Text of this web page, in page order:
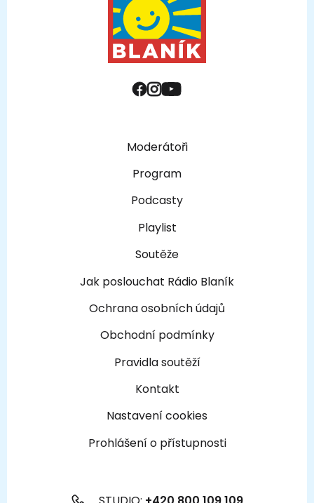
Moderátoři
Program
Podcasty
Playlist
Soutěže
Jak poslouchat Rádio Blaník
Ochrana osobních údajů
Obchodní podmínky
Pravidla soutěží
Kontakt
Nastavení cookies
Prohlášení o přístupnosti